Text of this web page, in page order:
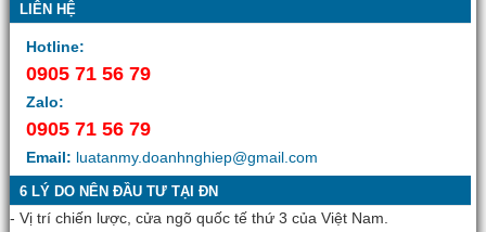
LIÊN HỆ
Hotline:
0905 71 56 79
Zalo:
0905 71 56 79
Email: luatanmy.doanhnghiep@gmail.com
6 LÝ DO NÊN ĐẦU TƯ TẠI ĐN
- Vị trí chiến lược, cửa ngõ quốc tế thứ 3 của Việt Nam.